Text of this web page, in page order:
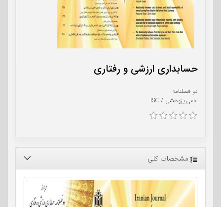
حسابداری ارزشی و رفتاری
دو فصلنامه
علمی-پژوهشی / ISC
مشخصات کلی